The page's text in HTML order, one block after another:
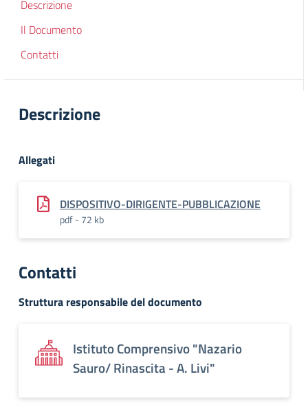
Descrizione
Il Documento
Contatti
Descrizione
Allegati
DISPOSITIVO-DIRIGENTE-PUBBLICAZIONE
pdf - 72 kb
Contatti
Struttura responsabile del documento
Istituto Comprensivo "Nazario
Sauro/ Rinascita - A. Livi"